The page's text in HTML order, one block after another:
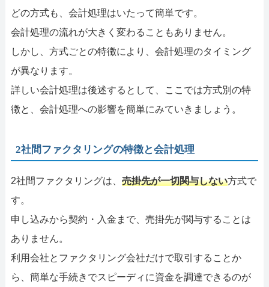
どの方式も、会計処理はいたって簡単です。
会計処理の流れが大きく変わることもありません。
しかし、方式ごとの特徴により、会計処理のタイミング
が異なります。
詳しい会計処理は後述するとして、ここでは方式別の特
徴と、会計処理への影響を簡単にみていきましょう。
2社間ファクタリングの特徴と会計処理
2社間ファクタリングは、 売掛先が一切関与しない方式で
す。
申し込みから契約・入金まで、売掛先が関与することは
ありません。
利用会社とファクタリング会社だけで取引することか
ら、簡単な手続きでスピーディに資金を調達できるのが